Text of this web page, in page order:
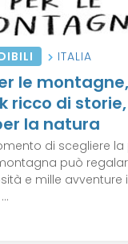
ITALIA
le
ricco di
la natura
di scegliere
può
e mille avventure